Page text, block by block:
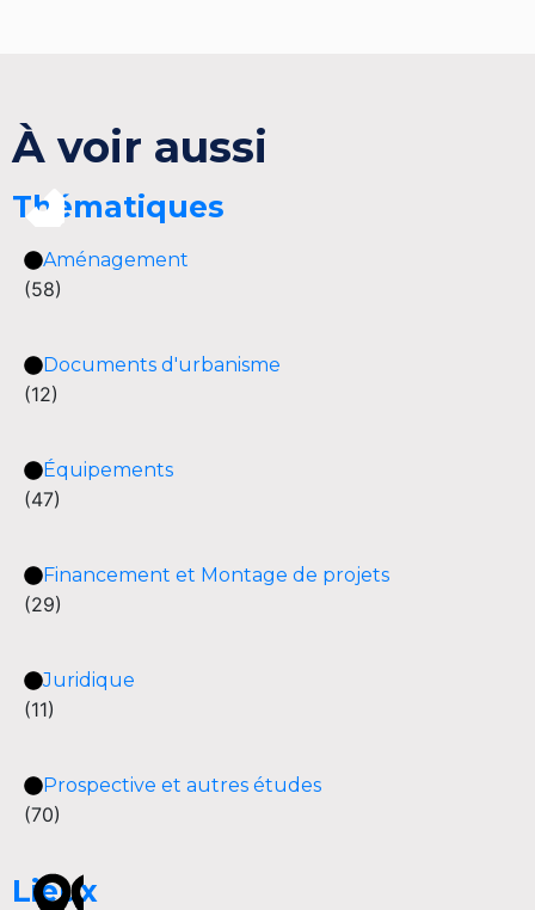
À voir aussi
Thématiques
Aménagement
(58)
Documents d'urbanisme
(12)
Équipements
(47)
Financement et Montage de projets
(29)
Juridique
(11)
Prospective et autres études
(70)
Lieux